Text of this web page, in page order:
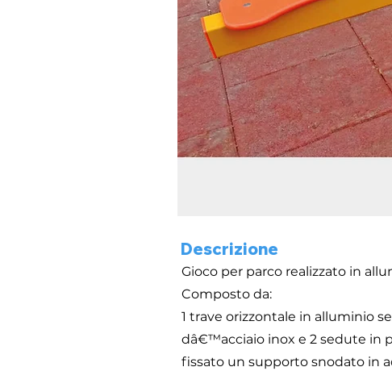
Descrizione
Gioco per parco realizzato in
Composto da:
1 trave orizzontale in alluminio
dâ€™acciaio inox e 2 sedute in
fissato un supporto snodato in